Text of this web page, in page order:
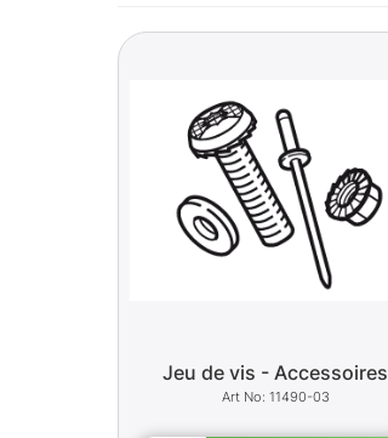
Jeu de vis - Accessoires
11490-03